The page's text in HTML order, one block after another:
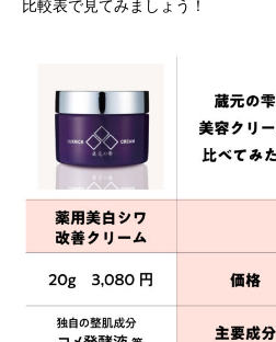
比較表で見てみましょう！